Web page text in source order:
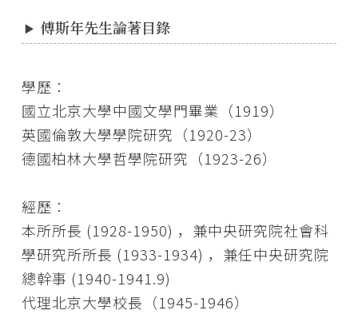
傅斯年先生論著目錄
學歷：
國立北京大學中國文學門畢業（1919）
英國倫敦大學學院研究（1920-23）
德國柏林大學哲學院研究（1923-26）
經歷：
本所所長 (1928-1950) ，兼中央研究院社會科
學研究所所長 (1933-1934) ，兼任中央研究院
總幹事 (1940-1941.9)
代理北京大學校長（1945-1946）